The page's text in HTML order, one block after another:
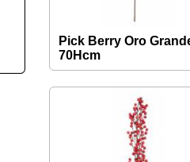
Pick Berry Oro
70Hcm